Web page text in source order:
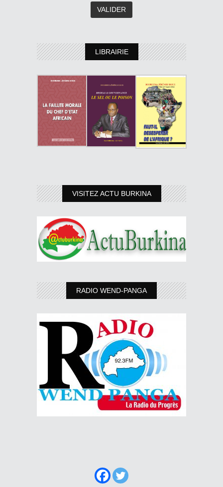
LIBRAIRIE
VISITEZ ACTU BURKINA
RADIO WEND-PANGA